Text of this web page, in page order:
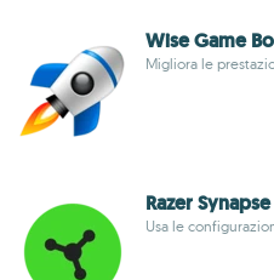
Wise Game
Migliora le
Razer Synapse
Usa le